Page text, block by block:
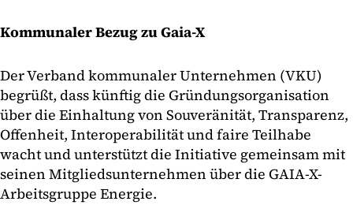
Kommunaler Bezug zu Gaia-X
Der Verband kommunaler Unternehmen (VKU)
begrüßt, dass künftig die Gründungsorganisation
über die Einhaltung von Souveränität, Transparenz,
Offenheit, Interoperabilität und faire Teilhabe
wacht und unterstützt die Initiative gemeinsam mit
seinen Mitgliedsunternehmen über die GAIA-X-
Arbeitsgruppe Energie.